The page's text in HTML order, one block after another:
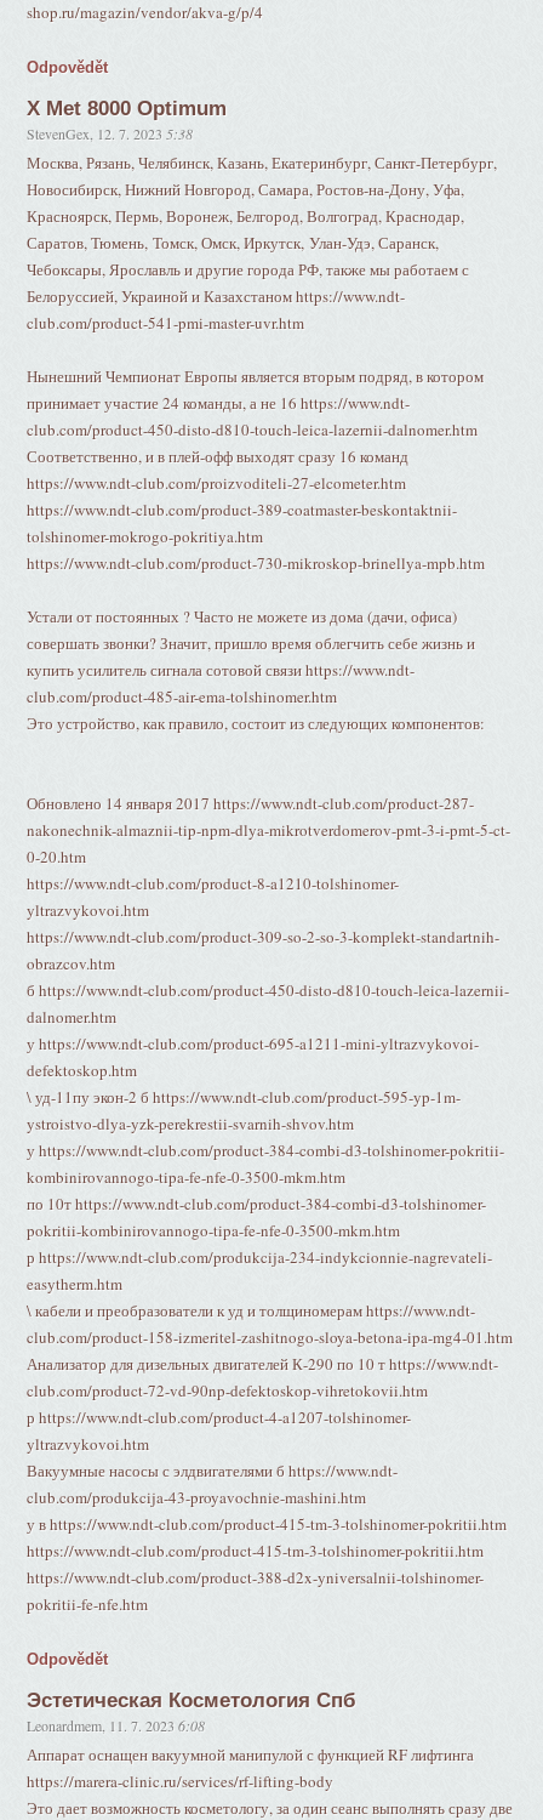
shop.ru/magazin/vendor/akva-g/p/4
Odpovědět
X Met 8000 Optimum
StevenGex 12. 7. 2023 5:38
Москва, Рязань, Челябинск, Казань, Екатеринбург, Санкт-Петербург,
Новосибирск, Нижний Новгород, Самара, Ростов-на-Дону, Уфа,
Красноярск, Пермь, Воронеж, Белгород, Волгоград, Краснодар,
Саратов, Тюмень, Томск, Омск, Иркутск, Улан-Удэ, Саранск,
Чебоксары, Ярославль и другие города РФ, также мы работаем с
Белоруссией, Украиной и Казахстаном https://www.ndt-
club.com/product-541-pmi-master-uvr.htm
Нынешний Чемпионат Европы является вторым подряд, в котором
принимает участие 24 команды, а не 16 https://www.ndt-
club.com/product-450-disto-d810-touch-leica-lazernii-dalnomer.htm
Соответственно, и в плей-офф выходят сразу 16 команд
https://www.ndt-club.com/proizvoditeli-27-elcometer.htm
https://www.ndt-club.com/product-389-coatmaster-beskontaktnii-
tolshinomer-mokrogo-pokritiya.htm
https://www.ndt-club.com/product-730-mikroskop-brinellya-mpb.htm
Устали от постоянных ? Часто не можете из дома (дачи, офиса)
совершать звонки? Значит, пришло время облегчить себе жизнь и
купить усилитель сигнала сотовой связи https://www.ndt-
club.com/product-485-air-ema-tolshinomer.htm
Это устройство, как правило, состоит из следующих компонентов:
Обновлено 14 января 2017 https://www.ndt-club.com/product-287-
nakonechnik-almaznii-tip-npm-dlya-mikrotverdomerov-pmt-3-i-pmt-5-ct-
0-20.htm
https://www.ndt-club.com/product-8-a1210-tolshinomer-
yltrazvykovoi.htm
https://www.ndt-club.com/product-309-so-2-so-3-komplekt-standartnih-
obrazcov.htm
б https://www.ndt-club.com/product-450-disto-d810-touch-leica-lazernii-
dalnomer.htm
у https://www.ndt-club.com/product-695-a1211-mini-yltrazvykovoi-
defektoskop.htm
\ уд-11пу экон-2 б https://www.ndt-club.com/product-595-yp-1m-
ystroistvo-dlya-yzk-perekrestii-svarnih-shvov.htm
у https://www.ndt-club.com/product-384-combi-d3-tolshinomer-pokritii-
kombinirovannogo-tipa-fe-nfe-0-3500-mkm.htm
по 10т https://www.ndt-club.com/product-384-combi-d3-tolshinomer-
pokritii-kombinirovannogo-tipa-fe-nfe-0-3500-mkm.htm
р https://www.ndt-club.com/produkcija-234-indykcionnie-nagrevateli-
easytherm.htm
\ кабели и преобразователи к уд и толщиномерам https://www.ndt-
club.com/product-158-izmeritel-zashitnogo-sloya-betona-ipa-mg4-01.htm
Анализатор для дизельных двигателей К-290 по 10 т https://www.ndt-
club.com/product-72-vd-90np-defektoskop-vihretokovii.htm
р https://www.ndt-club.com/product-4-a1207-tolshinomer-
yltrazvykovoi.htm
Вакуумные насосы с элдвигателями б https://www.ndt-
club.com/produkcija-43-proyavochnie-mashini.htm
у в https://www.ndt-club.com/product-415-tm-3-tolshinomer-pokritii.htm
https://www.ndt-club.com/product-415-tm-3-tolshinomer-pokritii.htm
https://www.ndt-club.com/product-388-d2x-yniversalnii-tolshinomer-
pokritii-fe-nfe.htm
Odpovědět
Эстетическая Косметология Спб
Leonardmem 11. 7. 2023 6:08
Аппарат оснащен вакуумной манипулой с функцией RF лифтинга
https://marera-clinic.ru/services/rf-lifting-body
Это дает возможность косметологу, за один сеанс выполнять сразу две